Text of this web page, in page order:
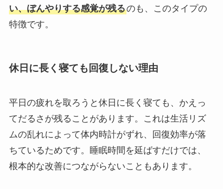
い、ぼんやりする感覚が残るのも、このタイプの
特徴です。
休日に長く寝ても回復しない理由
平日の疲れを取ろうと休日に長く寝ても、かえっ
てだるさが残ることがあります。これは生活リズ
ムの乱れによって体内時計がずれ、回復効率が落
ちているためです。睡眠時間を延ばすだけでは、
根本的な改善につながらないこともあります。